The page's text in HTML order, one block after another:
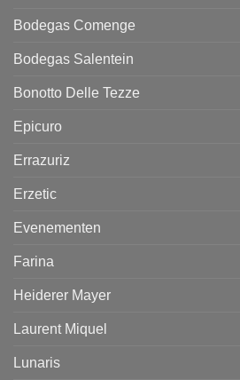
Bodegas Comenge
Bodegas Salentein
Bonotto Delle Tezze
Epicuro
Errazuriz
Erzetic
Evenementen
Farina
Heiderer Mayer
Laurent Miquel
Lunaris